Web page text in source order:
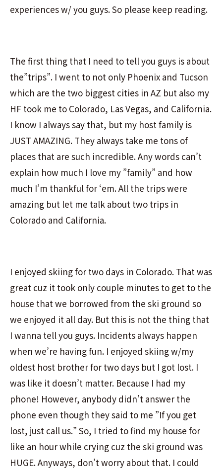
experiences w/ you guys. So please keep reading.
The first thing that I need to tell you guys is about
the”trips”. I went to not only Phoenix and Tucson
which are the two biggest cities in AZ but also my
HF took me to Colorado, Las Vegas, and California.
I know I always say that, but my host family is
JUST AMAZING. They always take me tons of
places that are such incredible. Any words can’t
explain how much I love my ”family” and how
much I’m thankful for ‘em. All the trips were
amazing but let me talk about two trips in
Colorado and California.
I enjoyed skiing for two days in Colorado. That was
great cuz it took only couple minutes to get to the
house that we borrowed from the ski ground so
we enjoyed it all day. But this is not the thing that
I wanna tell you guys. Incidents always happen
when we’re having fun. I enjoyed skiing w/my
oldest host brother for two days but I got lost. I
was like it doesn’t matter. Because I had my
phone! However, anybody didn’t answer the
phone even though they said to me ”If you get
lost, just call us.” So, I tried to find my house for
like an hour while crying cuz the ski ground was
HUGE. Anyways, don’t worry about that. I could